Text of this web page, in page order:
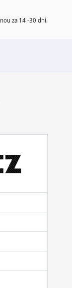
za 14 -30 dní.